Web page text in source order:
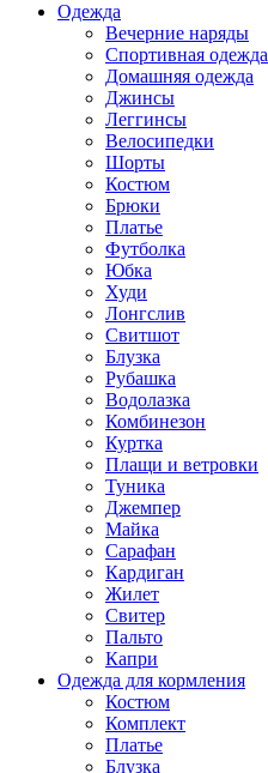
Одежда
Вечерние наряды
Спортивная одежда
Домашняя одежда
Джинсы
Леггинсы
Велосипедки
Шорты
Костюм
Брюки
Платье
Футболка
Юбка
Худи
Лонгслив
Свитшот
Блузка
Рубашка
Водолазка
Комбинезон
Куртка
Плащи и ветровки
Туника
Джемпер
Майка
Сарафан
Кардиган
Жилет
Свитер
Пальто
Капри
Одежда для кормления
Костюм
Комплект
Платье
Блузка